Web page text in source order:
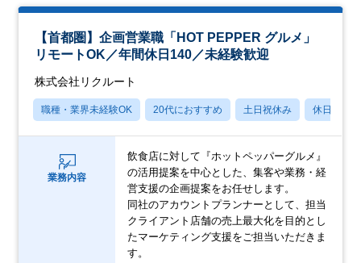
【首都圏】企画営業職「HOT PEPPER グルメ」
リモートOK／年間休日140／未経験歓迎
株式会社リクルート
職種・業界未経験OK 20代におすすめ 土日祝休み 休日120日
業務内容
飲食店に対して『ホットペッパーグルメ』
の活用提案を中心とした、集客や業務・経
営支援の企画提案をお任せします。
同社のアカウントプランナーとして、担当
クライアント店舗の売上最大化を目的とし
たマーケティング支援をご担当いただきま
す。